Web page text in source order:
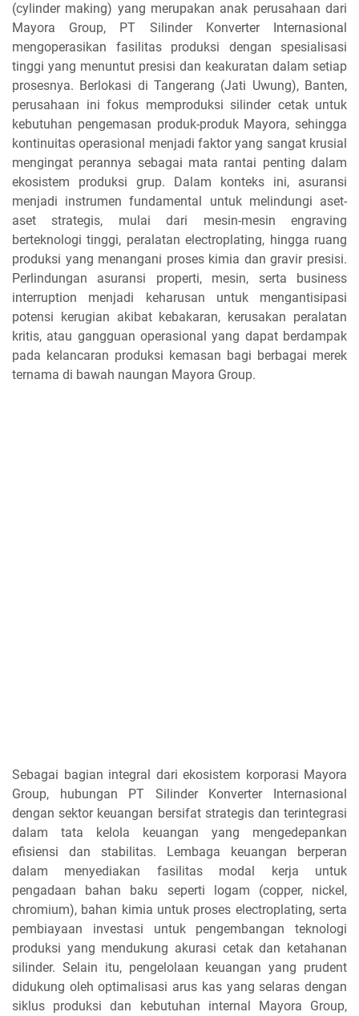
(cylinder making) yang merupakan anak perusahaan dari
Mayora Group, PT Silinder Konverter Internasional
mengoperasikan fasilitas produksi dengan spesialisasi
tinggi yang menuntut presisi dan keakuratan dalam setiap
prosesnya. Berlokasi di Tangerang (Jati Uwung), Banten,
perusahaan ini fokus memproduksi silinder cetak untuk
kebutuhan pengemasan produk-produk Mayora, sehingga
kontinuitas operasional menjadi faktor yang sangat krusial
mengingat perannya sebagai mata rantai penting dalam
ekosistem produksi grup. Dalam konteks ini, asuransi
menjadi instrumen fundamental untuk melindungi aset-
aset strategis, mulai dari mesin-mesin engraving
berteknologi tinggi, peralatan electroplating, hingga ruang
produksi yang menangani proses kimia dan gravir presisi.
Perlindungan asuransi properti, mesin, serta business
interruption menjadi keharusan untuk mengantisipasi
potensi kerugian akibat kebakaran, kerusakan peralatan
kritis, atau gangguan operasional yang dapat berdampak
pada kelancaran produksi kemasan bagi berbagai merek
ternama di bawah naungan Mayora Group.
Sebagai bagian integral dari ekosistem korporasi Mayora
Group, hubungan PT Silinder Konverter Internasional
dengan sektor keuangan bersifat strategis dan terintegrasi
dalam tata kelola keuangan yang mengedepankan
efisiensi dan stabilitas. Lembaga keuangan berperan
dalam menyediakan fasilitas modal kerja untuk
pengadaan bahan baku seperti logam (copper, nickel,
chromium), bahan kimia untuk proses electroplating, serta
pembiayaan investasi untuk pengembangan teknologi
produksi yang mendukung akurasi cetak dan ketahanan
silinder. Selain itu, pengelolaan keuangan yang prudent
didukung oleh optimalisasi arus kas yang selaras dengan
siklus produksi dan kebutuhan internal Mayora Group,